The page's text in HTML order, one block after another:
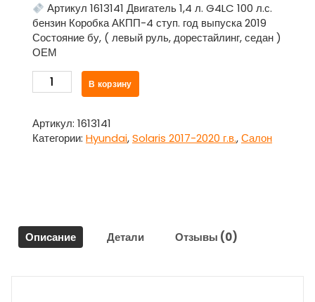
Артикул 1613141 Двигатель 1,4 л. G4LC 100 л.с.
бензин Коробка АКПП-4 ступ. год выпуска 2019
Состояние бу, ( левый руль, дорестайлинг, седан )
ОЕМ
Количество
товара
заднего
сиденья
Solaris
2017-
В корзину
Артикул: 1613141
Категории: Hyundai,Solaris 2017-2020 г.в.,Салон
Описание Детали Отзывы (0)